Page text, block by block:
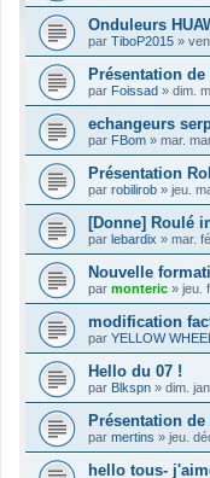
Onduleurs
par TiboP2015 »
Présentation de
par Foissad » dim.
echangeurs
par FBom » mar.
Présentation
par robilirob » jeu.
[Donne] Roulé
par lebardix » mar.
Nouvelle
par monteric » jeu.
modification
par YELLOW
Hello du 07 !
par Blkspn » dim.
Présentation de
par mertins » jeu.
hello tous-